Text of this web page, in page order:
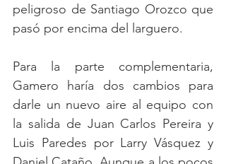
peligroso de Santiago Orozco que
pasó por encima del larguero.
Para la parte complementaria,
Gamero haría dos cambios para
darle un nuevo aire al equipo con
la salida de Juan Carlos Pereira y
Luis Paredes por Larry Vásquez y